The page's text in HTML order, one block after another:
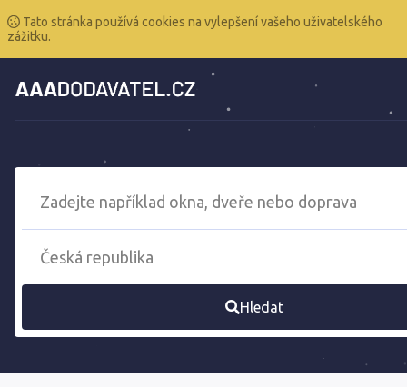
Tato stránka používá cookies na vylepšení vašeho uživatelského
zážitku.
Hledat